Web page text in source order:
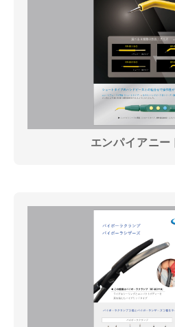
エンパイアニー